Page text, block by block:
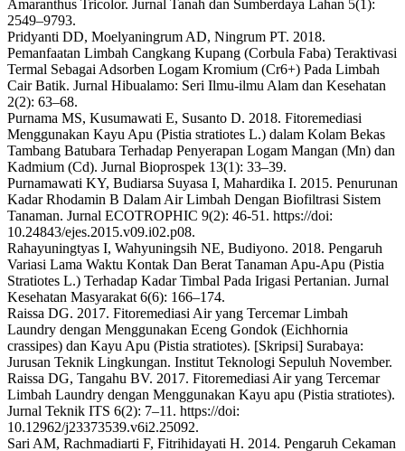
Amaranthus Tricolor. Jurnal Tanah dan Sumberdaya Lahan 5(1):
2549–9793.
Pridyanti DD, Moelyaningrum AD, Ningrum PT. 2018.
Pemanfaatan Limbah Cangkang Kupang (Corbula Faba) Teraktivasi
Termal Sebagai Adsorben Logam Kromium (Cr6+) Pada Limbah
Cair Batik. Jurnal Hibualamo: Seri Ilmu-ilmu Alam dan Kesehatan
2(2): 63–68.
Purnama MS, Kusumawati E, Susanto D. 2018. Fitoremediasi
Menggunakan Kayu Apu (Pistia stratiotes L.) dalam Kolam Bekas
Tambang Batubara Terhadap Penyerapan Logam Mangan (Mn) dan
Kadmium (Cd). Jurnal Bioprospek 13(1): 33–39.
Purnamawati KY, Budiarsa Suyasa I, Mahardika I. 2015. Penurunan
Kadar Rhodamin B Dalam Air Limbah Dengan Biofiltrasi Sistem
Tanaman. Jurnal ECOTROPHIC 9(2): 46-51. https://doi:
10.24843/ejes.2015.v09.i02.p08.
Rahayuningtyas I, Wahyuningsih NE, Budiyono. 2018. Pengaruh
Variasi Lama Waktu Kontak Dan Berat Tanaman Apu-Apu (Pistia
Stratiotes L.) Terhadap Kadar Timbal Pada Irigasi Pertanian. Jurnal
Kesehatan Masyarakat 6(6): 166–174.
Raissa DG. 2017. Fitoremediasi Air yang Tercemar Limbah
Laundry dengan Menggunakan Eceng Gondok (Eichhornia
crassipes) dan Kayu Apu (Pistia stratiotes). [Skripsi] Surabaya:
Jurusan Teknik Lingkungan. Institut Teknologi Sepuluh November.
Raissa DG, Tangahu BV. 2017. Fitoremediasi Air yang Tercemar
Limbah Laundry dengan Menggunakan Kayu apu (Pistia stratiotes).
Jurnal Teknik ITS 6(2): 7–11. https://doi:
10.12962/j23373539.v6i2.25092.
Sari AM, Rachmadiarti F, Fitrihidayati H. 2014. Pengaruh Cekaman